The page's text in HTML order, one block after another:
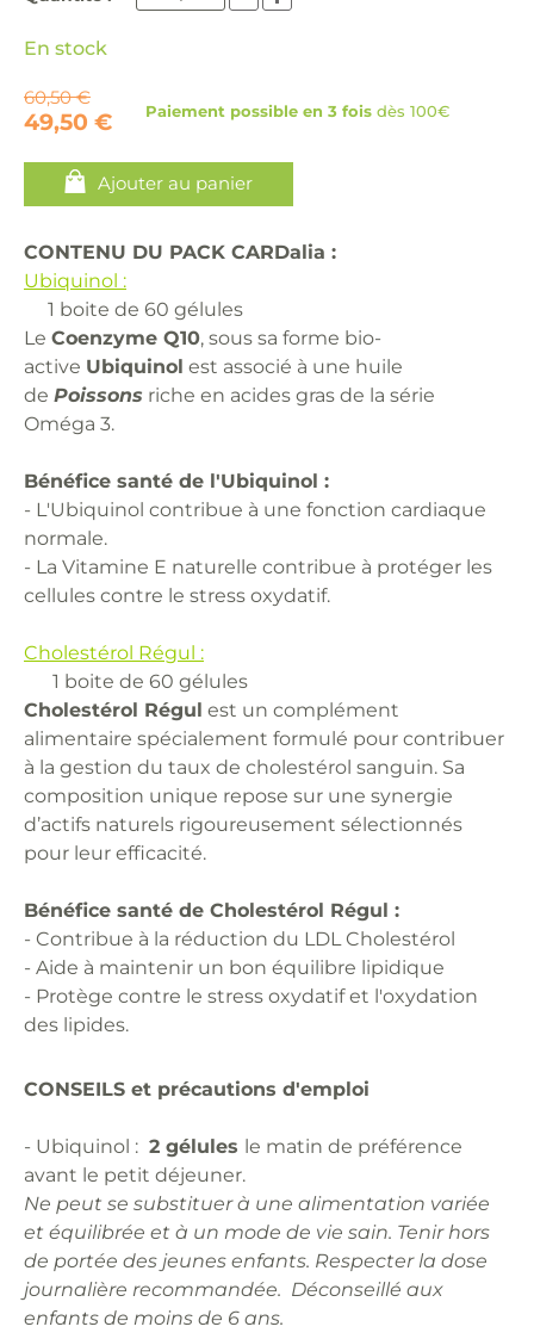
En stock
60,50 €
49,50 € Paiement possible en 3 fois dès 100€
Ajouter au panier
CONTENU DU PACK CARDalia :
Ubiquinol :
1 boite de 60 gélules
Le Coenzyme Q10, sous sa forme bio-
active Ubiquinol est associé à une huile
de Poissons riche en acides gras de la série
Oméga 3.
Bénéfice santé de l'Ubiquinol :
- L'Ubiquinol contribue à une fonction cardiaque
normale.
- La Vitamine E naturelle contribue à protéger les
cellules contre le stress oxydatif.
Cholestérol Régul :
1 boite de 60 gélules
Cholestérol Régul est un complément
alimentaire spécialement formulé pour contribuer
à la gestion du taux de cholestérol sanguin. Sa
composition unique repose sur une synergie
d’actifs naturels rigoureusement sélectionnés
pour leur efficacité.
Bénéfice santé de Cholestérol Régul :
- Contribue à la réduction du LDL Cholestérol
- Aide à maintenir un bon équilibre lipidique
- Protège contre le stress oxydatif et l'oxydation
des lipides.
CONSEILS et précautions d'emploi
- Ubiquinol : 2 gélules le matin de préférence
avant le petit déjeuner.
Ne peut se substituer à une alimentation variée
et équilibrée et à un mode de vie sain. Tenir hors
de portée des jeunes enfants. Respecter la dose
journalière recommandée. Déconseillé aux
enfants de moins de 6 ans.